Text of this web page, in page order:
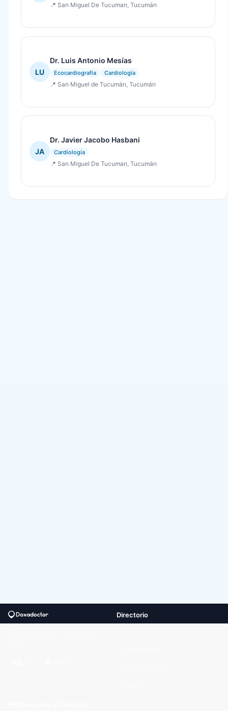
📍 San Miguel De Tucuman, Tucumán
LU
Dr. Luis Antonio Mesías
Ecocardiografia Cardiología
📍 San Miguel de Tucumán, Tucumán
JA
Dr. Javier Jacobo Hasbani
Cardiología
📍 San Miguel De Tucuman, Tucumán
Directorio